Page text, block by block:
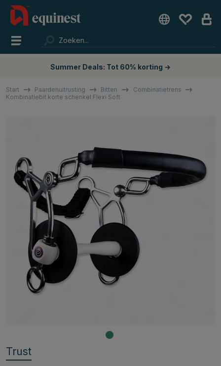
Summer Deals: Tot 60% korting →
Start Paardenuitrusting Bitten
Combinatietrens
Kombinatiebit korte schenkel Flexi Soft
Trust